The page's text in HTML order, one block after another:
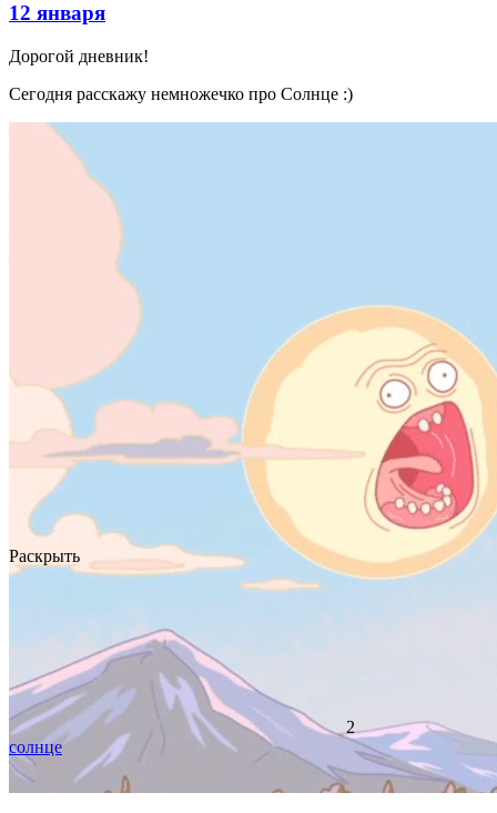
12 января
Дорогой дневник!
Сегодня расскажу немножечко про Солнце :)
Раскрыть
2
солнце